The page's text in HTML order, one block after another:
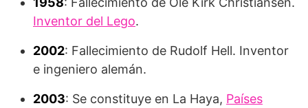
Inventor del Lego.
2002: Fallecimiento de Rudolf Hell. Inventor
e ingeniero alemán.
2003: Se constituye en La Haya, Países